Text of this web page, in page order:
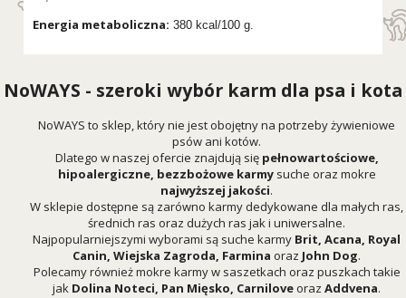
Energia metaboliczna: 380 kcal/100 g.
NoWAYS - szeroki wybór karm dla psa i kota
NoWAYS to sklep, który nie jest obojętny na potrzeby żywieniowe
psów ani kotów.
Dlatego w naszej ofercie znajdują się pełnowartościowe,
hipoalergiczne, bezzbożowe karmy suche oraz mokre
najwyższej jakości.
W sklepie dostępne są zarówno karmy dedykowane dla małych ras,
średnich ras oraz dużych ras jak i uniwersalne.
Najpopularniejszymi wyborami są suche karmy Brit, Acana, Royal
Canin, Wiejska Zagroda, Farmina oraz John Dog.
Polecamy również mokre karmy w saszetkach oraz puszkach takie
jak Dolina Noteci, Pan Mięsko, Carniloveoraz Addvena.